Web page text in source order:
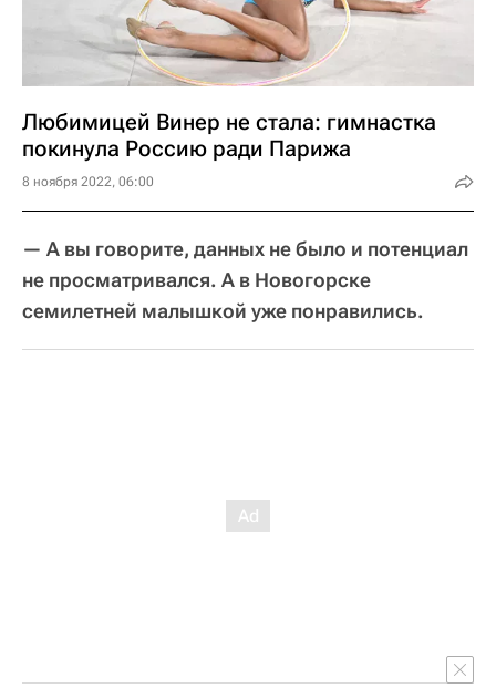
Любимицей Винер не стала: гимнастка
покинула Россию ради Парижа
8 ноября 2022, 06:00
— А вы говорите, данных не было и потенциал
не просматривался. А в Новогорске
семилетней малышкой уже понравились.